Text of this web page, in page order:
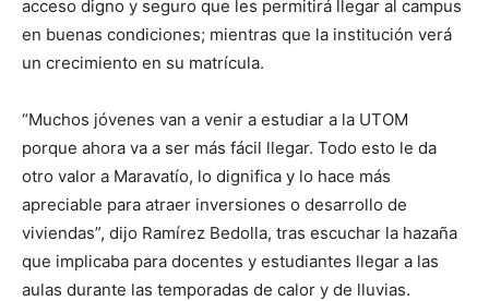
acceso digno y seguro que les permitirá llegar al campus
en buenas condiciones; mientras que la institución verá
un crecimiento en su matrícula.
“Muchos jóvenes van a venir a estudiar a la UTOM
porque ahora va a ser más fácil llegar. Todo esto le da
otro valor a Maravatío, lo dignifica y lo hace más
apreciable para atraer inversiones o desarrollo de
viviendas”, dijo Ramírez Bedolla, tras escuchar la hazaña
que implicaba para docentes y estudiantes llegar a las
aulas durante las temporadas de calor y de lluvias.